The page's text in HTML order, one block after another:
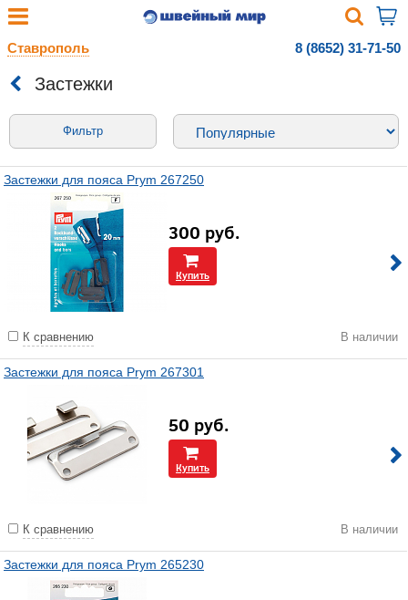
Ставрополь 8 (8652) 31-71-50
Застежки
Фильтр
Застежки для пояса Prym 267250
300 руб.
Купить
К сравнению В наличии
Застежки для пояса Prym 267301
50 руб.
Купить
К сравнению В наличии
Застежки для пояса Prym 265230